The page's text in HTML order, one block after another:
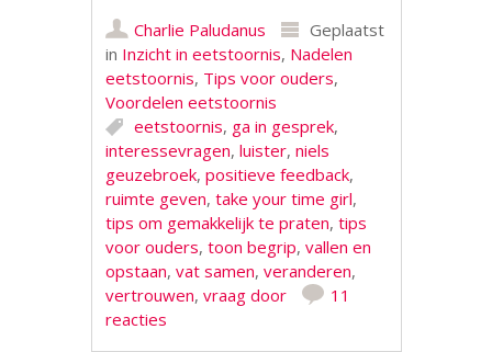
Charlie Paludanus
Geplaatst
in Inzicht in eetstoornis, Nadelen
eetstoornis, Tips voor ouders,
Voordelen eetstoornis
eetstoornis, ga in gesprek,
interessevragen,luister,niels
geuzebroek,positieve feedback,
ruimte geven,take your time girl,
tips om gemakkelijk te praten,tips
voor ouders,toon begrip,vallen en
opstaan,vat samen,veranderen,
vertrouwen,vraag door
11
reacties